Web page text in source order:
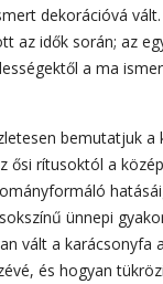
dekorációvá
az idők során; az
a ma
bemutatjuk a
ősi rítusoktól a
ünnepi
vált a karácsonyfa
és hogyan